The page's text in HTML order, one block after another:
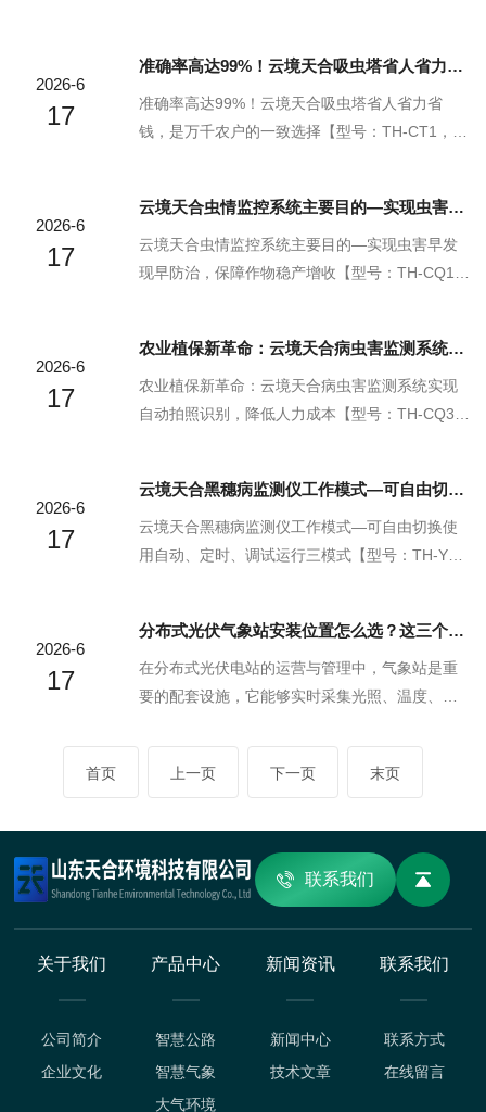
传统依赖经验的虫害防控模式升级为数据驱动的
精准管理模式，有效降低农药使用量，提升防治
效率，确保小...
生理研究设计的智能监测设备，其突破性的模拟
叶面结构设计使传感器能够真实还原植物叶片的
温湿度变化过程。该产品采用仿生学原理，通过
从而获得更接近实际生长环境下的监测数据。云
境天合将先进的传感技术与生态理念相结合，打
造出这款能够精准反...
2026-6
17
准确率高达99%！云境天合吸虫塔省人省力省钱，是万千农户的一致选择
准确率高达99%！云境天合吸虫塔省人省力省
钱，是万千农户的一致选择【型号：TH-CT1，物
产品，凭借99%的超高识别准确率和"省人省力省
钱"的三大核心优势，已成为万千农户防控虫害的
一致选择。该产品采用先进的负压吸附技术，能
人工巡查需求，24小时不间断监测确保无虫情遗
漏；创新的节能设计显著降低设备运行成本，实
现长...
2026-6
17
云境天合虫情监控系统主要目的—实现虫害早发现早防治，保障作物稳产增收
云境天合虫情监控系统主要目的—实现虫害早发
现早防治，保障作物稳产增收【型号：TH-CQ1，
解决方案，其核心使命是通过技术创新实现虫害
的早期发现与精准防治，为作物稳产增收提供坚
实保障。该系统采用先进的物联网传感技术和AI
虫种群密度异常升高时，系统会立即触发多级预
警机制，通过手机APP、短信等方式将警报信息
推送至农...
2026-6
17
农业植保新革命：云境天合病虫害监测系统实现自动拍照识别，降低人力成本
农业植保新革命：云境天合病虫害监测系统实现
自动拍照识别，降低人力成本【型号：TH-CQ3，
性产品，通过自动化技术改变了传统依赖人工巡
查的虫害监测模式。该系统集成高精度图像采集
模块和AI识别算法，能够自动完成诱虫、拍照、
间，通过手机即可随时查看虫害发生动态，系统
还会根据监测数据智能生成预警报告和防治建
议。这种全天...
2026-6
17
云境天合黑穗病监测仪工作模式—可自由切换使用自动、定时、调试运行三模式
云境天合黑穗病监测仪工作模式—可自由切换使
用自动、定时、调试运行三模式【型号：TH-YM
为现代农业提供灵活高效的病害监测解决方案。
该产品可根据实际需求在自动运行模式、定时运
行模式和调试运行模式间自由切换，满足不同场
能工作，持续监控田间黑穗病发生动态；定时运
行模式可按预设时间启动监测，实现节能高效运
2026-6
17
分布式光伏气象站安装位置怎么选？这三个原则最重要
在分布式光伏电站的运营与管理中，气象站是重
要的配套设施，它能够实时采集光照、温度、风
维、故障排查以及电站能效分析提供核心依据。
气象站采集数据的精准度，直接取决于安装位置
站的调度与评估工作。结合分布式光伏电站的场
地特点与实际使用需求，选址工作需牢牢把握三
首页 上一页 下一页 末页
联系我们
关于我们
公司简介
企业文化
产品中心
智慧公路
智慧气象
大气环境
新闻资讯
新闻中心
技术文章
联系我们
联系方式
在线留言